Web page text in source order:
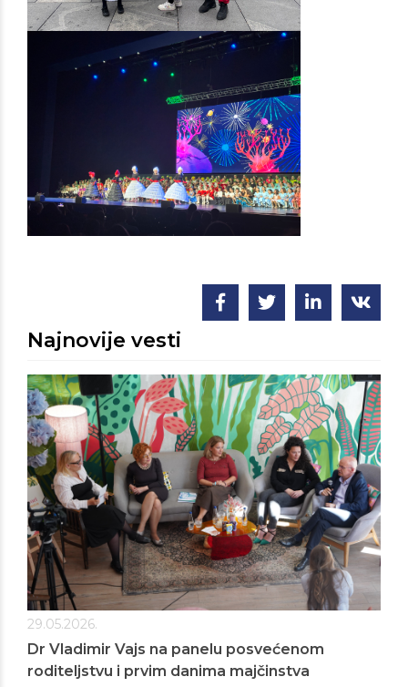
Najnovije vesti
29.05.2026.
Dr Vladimir Vajs na panelu posvećenom
roditeljstvu i prvim danima majčinstva